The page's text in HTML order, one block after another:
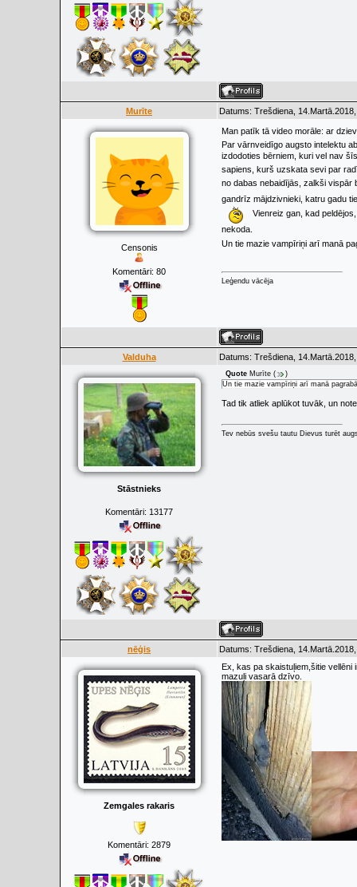
Murīte Datums: Trešdiena,
Censonis
Komentāri: 80
Man patīk tā video morāle: ar
Par vārnveidīgo augsto intelektu
izdodoties bērniem, kuri vel nav
sapiens, kurš uzskata sevi par
no dabas nebaidījās, zalkši vispār
gandrīz mājdzivnieki, katru gadu
Vienreiz gan, kad
nekoda.
Un tie mazie vampīriņi arī manā
Leģendu vācēja
Valduha Datums: Trešdiena,
Stāstnieks
Komentāri: 13177
Quote Murīte (
)
Un tie mazie vampīriņi arī manā
Tad tik atliek aplūkot tuvāk, un
Tev nebūs svešu tautu Dievus turēt
nēģis Datums: Trešdiena,
Zemgales rakaris
Komentāri: 2879
Ex, kas pa skaistuļiem,šitie vellēni
mazuļi vasarā dzīvo.